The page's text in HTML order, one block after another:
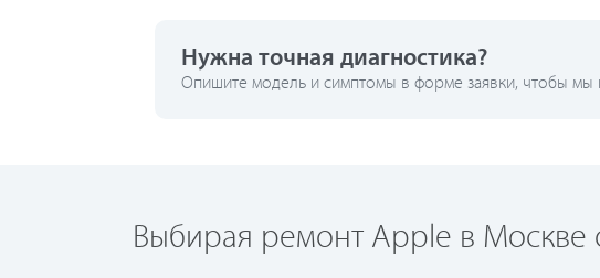
Нужна точная диагностика?
Опишите модель и симптомы в форме заявки, чтобы мы
Выбирая ремонт Apple в Москве